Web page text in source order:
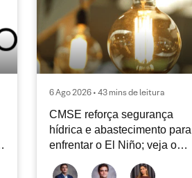
6 Ago 2026 • 43 mins de leitura
CMSE reforça segurança
hídrica e abastecimento para
enfrentar o El Niño; veja o
Radar Energia XP | Agosto